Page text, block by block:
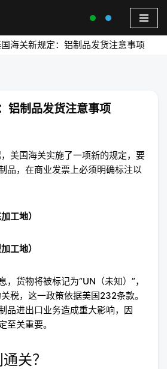
海关新规定：铝制品发货注意事项
铝制品发货注意事项
美国海关实施了一项新的规定，要
品，在商业发票上必须明确标注以
工地）
工地）
，货物将被标记为“UN（未知）”，
税，这一政策依据美国232条款。
品进出口业务造成重大影响，因
至关重要。
关？